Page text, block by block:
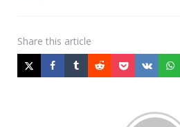
Share this article